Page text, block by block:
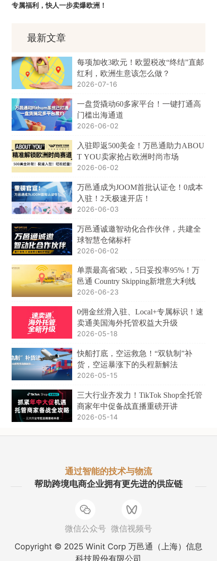
专属福利，快人一步卖爆欧洲！
最新文章
每项加收3欧元！欧盟税改“终结”直邮
红利，欧洲生意该怎么做？
2026-07-16
一盘货撬动60多家平台！一键打通高
门槛出海通道
2026-06-02
入驻即返500美金！万邑通助力ABOU
T YOU卖家抢占欧洲时尚市场
2026-06-02
万邑通成为JOOM首批认证仓！0成本
入驻！2天极速开店！
2026-06-03
万邑通诚邀智动化合作伙伴，共建全
球智慧仓储标杆
2026-06-02
单票最高省5欧，5日妥投率95%！万
邑通 Country Skipping新增意大利线
2026-06-23
0佣金丝滑入驻、Local+专属标识！速
卖通美国海外托管权益大升级
2026-05-18
快船打底，空运救急！“双轨制”补
货，空运暴涨下的头程新解法
2026-05-15
三大行业齐发力！TikTok Shop全托管
商家年中促备战直播重磅开讲
2026-05-14
通过智能的技术与物流
帮助跨境电商企业拥有更先进的供应链
微信公众号 微信视频号
Copyright © 2025 Winit Corp 万邑通（上海）信息
科技股份有限公司